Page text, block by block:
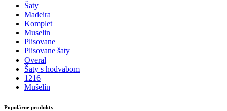
Šaty
Madeira
Komplet
Muselin
Plisovane
Plisovane šaty
Overal
Šaty s hodvabom
1216
Mušelín
Populárne produkty